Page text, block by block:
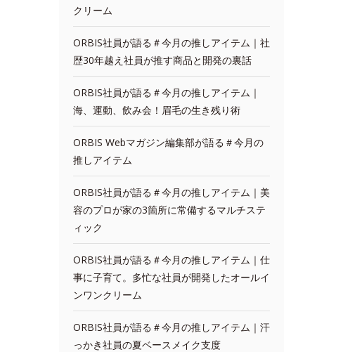
クリーム
ORBIS社員が語る＃今月の推しアイテム｜社
歴30年越え社員が推す商品と開発の裏話
ORBIS社員が語る＃今月の推しアイテム｜
海、運動、飲み会！眉毛の生き残り術
ORBIS Webマガジン編集部が語る＃今月の
推しアイテム
ORBIS社員が語る＃今月の推しアイテム｜美
容のプロが家の3箇所に常備するマルチステ
ィック
ORBIS社員が語る＃今月の推しアイテム｜仕
事に子育て。多忙な社員が開発したオールイ
ンワンクリーム
ORBIS社員が語る＃今月の推しアイテム｜汗
っかき社員の夏ベースメイク支度